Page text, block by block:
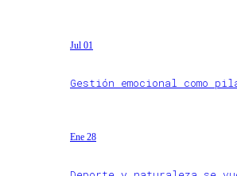
Jul 01
Gestión emocional como
Ene 28